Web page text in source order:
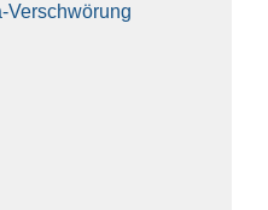
Ver­schwö­rung